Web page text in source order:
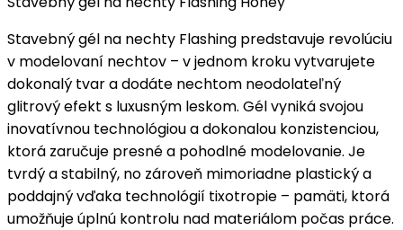
Stavebný gél na nechty Flashing predstavuje revolúciu
v modelovaní nechtov – v jednom kroku vytvarujete
dokonalý tvar a dodáte nechtom neodolateľný
glitrový efekt s luxusným leskom. Gél vyniká svojou
inovatívnou technológiou a dokonalou konzistenciou,
ktorá zaručuje presné a pohodlné modelovanie. Je
tvrdý a stabilný, no zároveň mimoriadne plastický a
poddajný vďaka technológií tixotropie – pamäti, ktorá
umožňuje úplnú kontrolu nad materiálom počas práce.